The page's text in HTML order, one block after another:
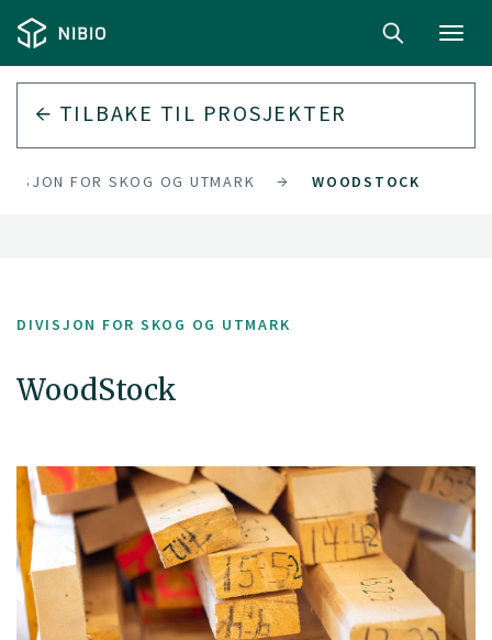
TILBAKE TIL PROSJEKTER
FOR SKOG OG UTMARK WOODSTOCK
DIVISJON FOR SKOG OG UTMARK
WoodStock